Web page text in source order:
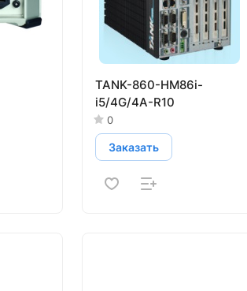
TANK-860-HM86i-
i5/4G/4A-R10
0
Заказать